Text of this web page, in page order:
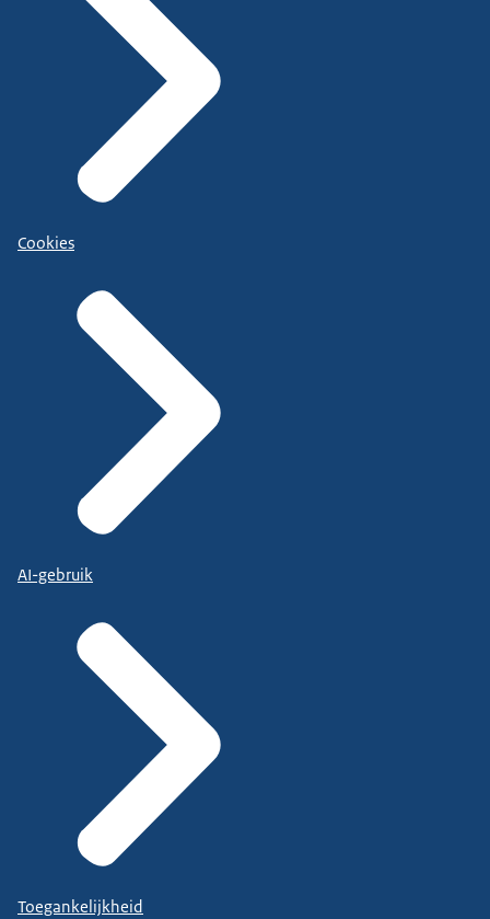
Cookies
AI-gebruik
Toegankelijkheid